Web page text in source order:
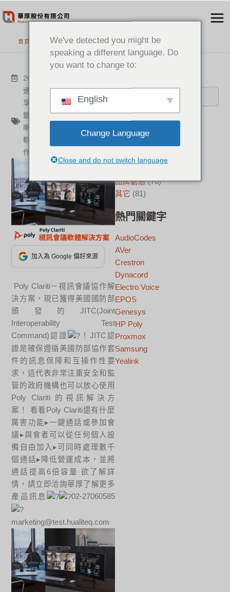
至
首頁 最新消息
2022-05-10
通訊專家,電話行銷,資訊分
享
遠距教學,防疫必備,視訊
鏡頭
視訊,音訊,解決方案,
喇叭
軟體
遠距協
作
加入為 Google 偏好來源
Poly Clariti－視訊會議協作解
決方案，現已獲得美國國防部
頒發的JITC(Joint
Interoperability Test
Command)認證
！JITC認
證是確保遵循美國防部協作套
件的訊息保障和互操作性要
求，這代表非常注重安全和監
管的政府機構也可以放心使用
Poly Clariti 的視訊解決方
案！ 看看Poly Clariti還有什麼
厲害功能▸一鍵通話​​或參加會
議▸與會者可以從任何個人設
備自由加入▸可同時處理數千
個通話▸降低營運成本，並將
通話提高6倍容量 欲了解詳
情，請立即洽詢華厚了解更多
產品訊息
02-27060585
marketing@test.hualiteq.com
搜尋
分類
新聞中心(23)
成功案例
品牌動態(70)
其它 (81)
熱門關鍵字
AudioCodes
AVer
Crestron
Dynacord
Electro Voice
EPOS
Genesys
HP Poly
Proxmox
Samsung
Yealink
We've detected you might be
speaking a different language. Do
you want to change to:
English
Change Language
Close and do not switch language